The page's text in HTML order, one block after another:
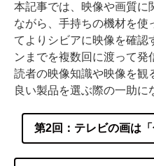
本記事では、映像や画質に
ながら、手持ちの機材を使
てよりシビアに映像を確認
ンまでを複数回に渡って発
読者の映像知識や映像を観
良い製品を選ぶ際の一助に
第2回：テレビの画は